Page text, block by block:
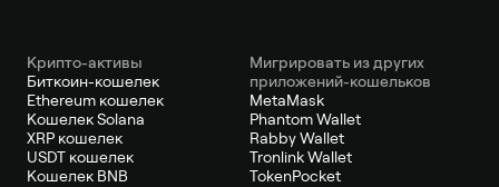
Крипто-активы
Биткоин-кошелек
Ethereum кошелек
Кошелек Solana
XRP кошелек
USDT кошелек
Кошелек BNB
Мигрировать из других
приложений-кошельков
MetaMask
Phantom Wallet
Rabby Wallet
Tronlink Wallet
TokenPocket